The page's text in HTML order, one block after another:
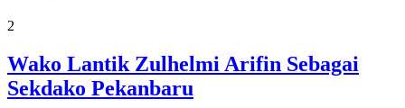
2
Wako Lantik Zulhelmi Arifin Sebagai
Sekdako Pekanbaru